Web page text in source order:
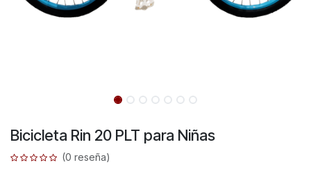
Bicicleta Rin 20 PLT para Niñas
(0 reseña)